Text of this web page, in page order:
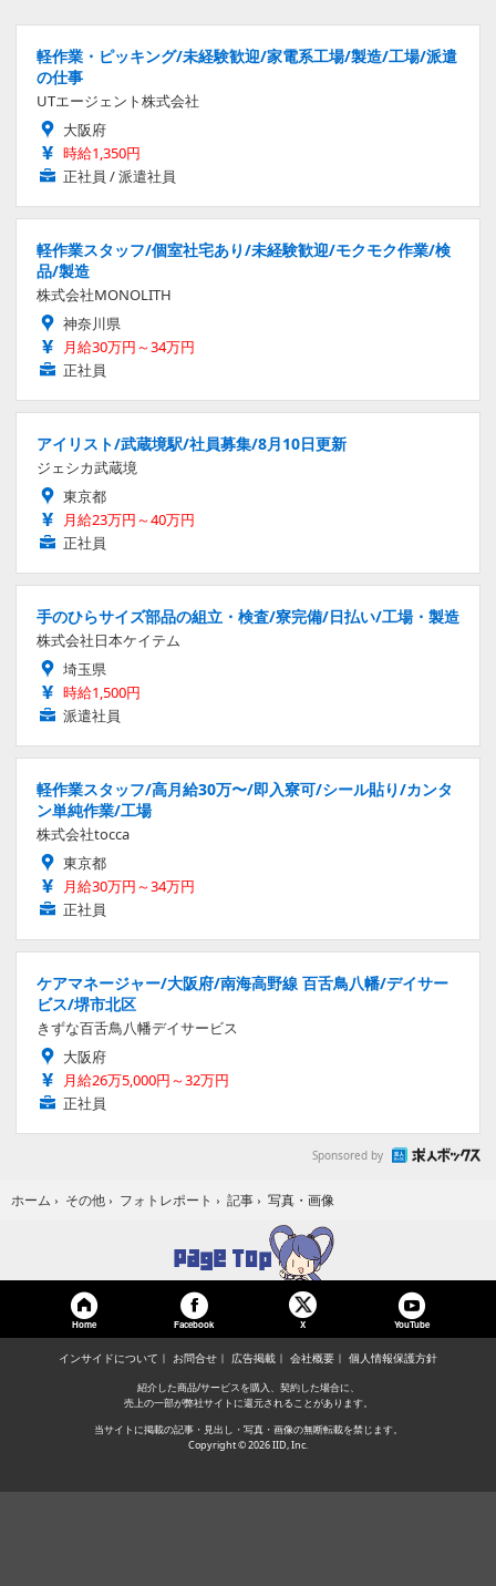
軽作業・ピッキング/未経験歓迎/家電系工場/製造/工場/派遣
の仕事
UTエージェント株式会社
大阪府
時給1,350円
正社員 / 派遣社員
軽作業スタッフ/個室社宅あり/未経験歓迎/モクモク作業/検
品/製造
株式会社MONOLITH
神奈川県
月給30万円～34万円
正社員
アイリスト/武蔵境駅/社員募集/8月10日更新
ジェシカ武蔵境
東京都
月給23万円～40万円
正社員
手のひらサイズ部品の組立・検査/寮完備/日払い/工場・製造
株式会社日本ケイテム
埼玉県
時給1,500円
派遣社員
軽作業スタッフ/高月給30万〜/即入寮可/シール貼り/カンタ
ン単純作業/工場
株式会社tocca
東京都
月給30万円～34万円
正社員
ケアマネージャー/大阪府/南海高野線 百舌鳥八幡/デイサー
ビス/堺市北区
きずな百舌鳥八幡デイサービス
大阪府
月給26万5,000円～32万円
正社員
Sponsored by
ホーム › その他 › フォトレポート › 記事 › 写真・画像
Home Facebook X YouTube
インサイドについて お問合せ 広告掲載 会社概要 個人情報保護方針
紹介した商品/サービスを購入、契約した場合に、
売上の一部が弊社サイトに還元されることがあります。
当サイトに掲載の記事・見出し・写真・画像の無断転載を禁じます。
Copyright © 2026 IID, Inc.